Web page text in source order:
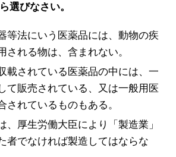
選びなさい。
等法にいう医薬品には、動物の疾
される物は、含まれない。
載されている医薬品の中には、一
て販売されている、又は一般用医
されているものもある。
、厚生労働大臣により「製造業」
者でなければ製造してはならな